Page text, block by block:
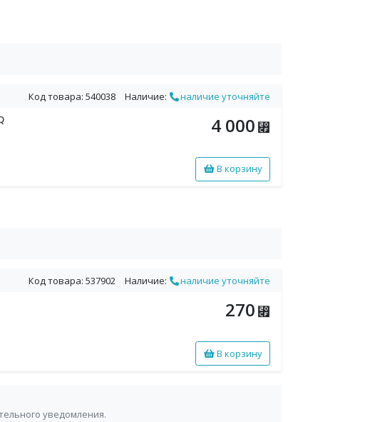
Код товара: 540038 Наличие:
наличие уточняйте
4 000 ⃏
В корзину
Код товара: 537902 Наличие:
наличие уточняйте
270 ⃏
В корзину
уведомления.